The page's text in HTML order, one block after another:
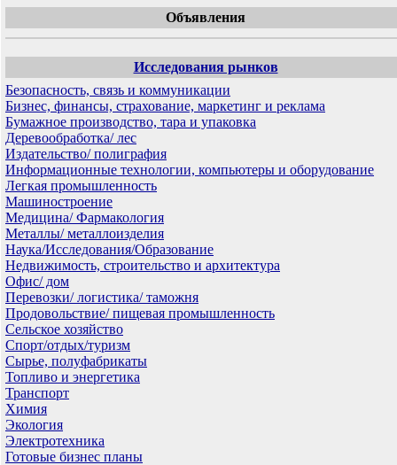
Объявления
Исследования рынков
Безопасность, связь и коммуникации
Бизнес, финансы, страхование, маркетинг и реклама
Бумажное производство, тара и упаковка
Деревообработка/ лес
Издательство/ полиграфия
Информационные технологии, компьютеры и оборудование
Легкая промышленность
Машиностроение
Медицина/ Фармакология
Металлы/ металлоизделия
Наука/Исследования/Образование
Недвижимость, строительство и архитектура
Офис/ дом
Перевозки/ логистика/ таможня
Продовольствие/ пищевая промышленность
Сельское хозяйство
Спорт/отдых/туризм
Сырье, полуфабрикаты
Топливо и энергетика
Транспорт
Химия
Экология
Электротехника
Готовые бизнес планы